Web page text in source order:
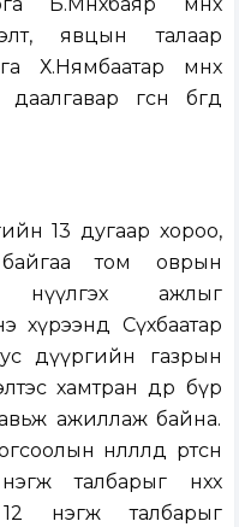
Б.Мөнхбаяр өмнөх
явцын талаар
Х.Нямбаатар өмнөх
өгсөн бөгөөд
13 дугаар хороо,
том оврын
нүүлгэх ажлыг
хүрээнд Сүхбаатар
дүүргийн газрын
хамтран өдөр бүр
ажиллаж байна.
нөлөөлөлд өртсөн
талбарыг нөхөх
12 нэгж талбарыг